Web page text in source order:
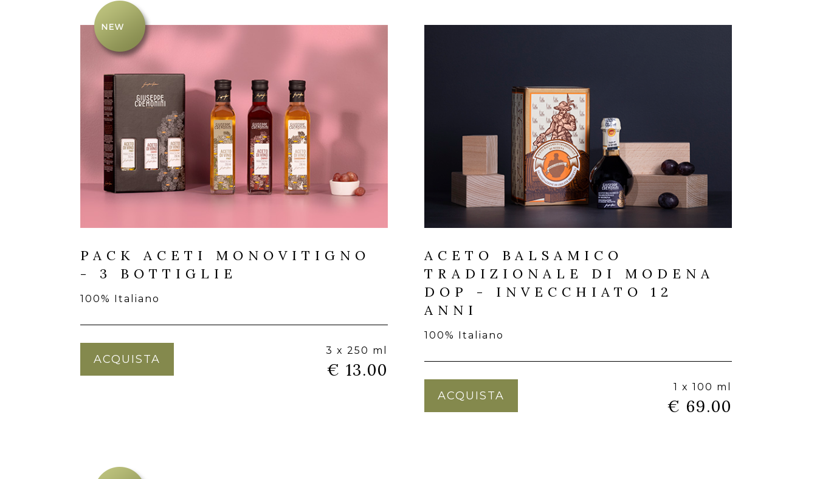
PACK ACETI MONOVITIGNO
- 3 BOTTIGLIE
100% Italiano
ACQUISTA
3 x 250 ml
€ 13.00
ACETO BALSAMICO
TRADIZIONALE DI MODENA
DOP - INVECCHIATO 12
ANNI
100% Italiano
ACQUISTA
1 x 100 ml
€ 69.00